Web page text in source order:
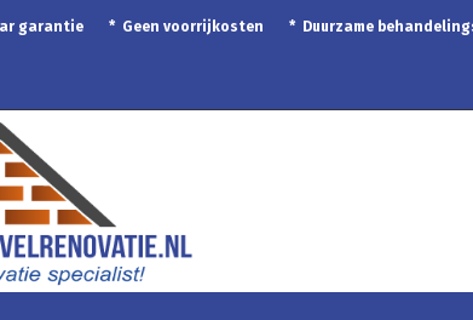
garantie * Geen voorrijkosten * Duurzame